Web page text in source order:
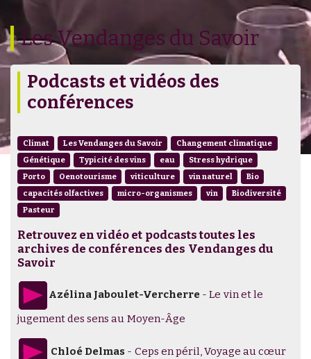
Les Vendanges du Savoir
Podcasts et vidéos des
conférences
Climat Les Vendanges du Savoir
Changement climatique
Génétique
Typicité des vins eau
Stress hydrique
Porto
Oenotourisme viticulture vin naturel
Bio
capacités olfactives
micro-organismes vin
Biodiversité
Pasteur
Retrouvez en vidéo et podcasts toutes les
archives de conférences des Vendanges du
Savoir
Azélina Jaboulet-Vercherre -Le vin et le
jugement des sens au Moyen-Âge
Chloé Delmas - Ceps en péril, Voyage au cœur